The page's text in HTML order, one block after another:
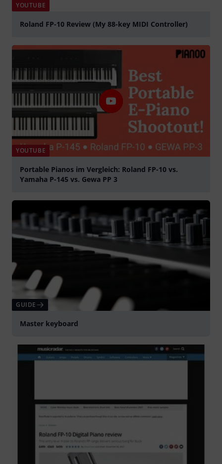
YOUTUBE
Roland FP-10 Review (My 88-key MIDI Controller)
YOUTUBE
Portable Pianos im Vergleich: Roland FP-10 vs.
Yamaha P-145 vs. Gewa PP 3
GUIDE
Master keyboard